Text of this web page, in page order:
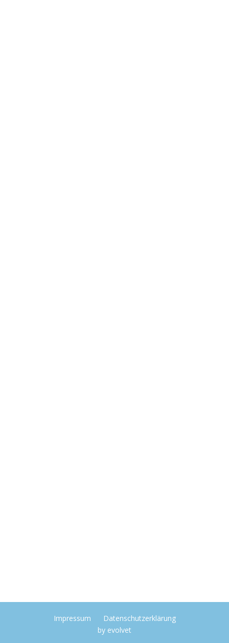
Impressum
Datenschutzerklärung
by evolvet